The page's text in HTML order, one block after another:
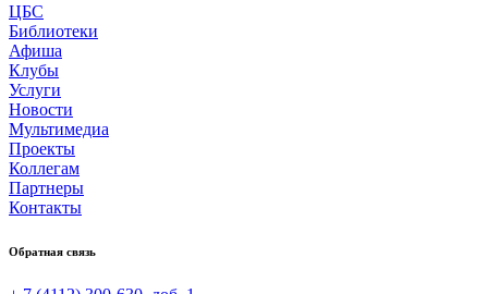
ЦБС
Библиотеки
Афиша
Клубы
Услуги
Новости
Мультимедиа
Проекты
Коллегам
Партнеры
Контакты
Обратная связь